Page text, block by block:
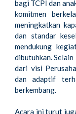
bagi TCPI dan
komitmen
meningkatkan
dan standar
mendukung
dibutuhkan.
dari visi
dan adaptif
berkembang.
Acara ini turut